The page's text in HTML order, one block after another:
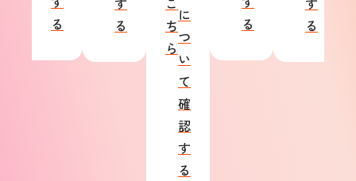
る
る
ち
ら
に
つ
い
て
確
認
す
る
る
る